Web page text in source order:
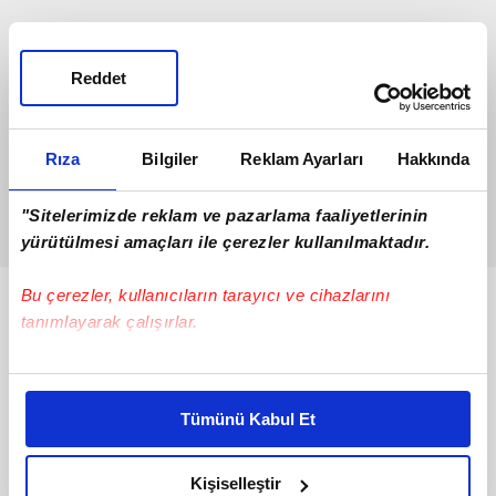
Rıza Bilgiler Reklam Ayarları Hakkında
"Sitelerimizde reklam ve pazarlama faaliyetlerinin
yürütülmesi amaçları ile çerezler kullanılmaktadır.
Bu çerezler, kullanıcıların tarayıcı ve cihazlarını
tanımlayarak çalışırlar.
Bu çerezlere izin vermeniz halinde sizlere özel
daha iyi reklam deneyimi yaşatabiliriz. Bunu yaparken
amacımızın size daha iyi bir reklam deneyimi sunmak
olduğunu ve sizlere en iyi içerikleri sunabilmek adına
Tümünü Kabul Et
Kişiselleştir
Reddet
Bunlar da Var